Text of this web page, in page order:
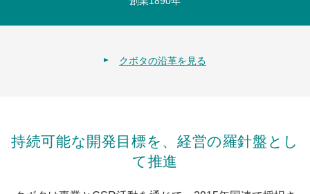
クボタの沿革を見る
持続可能な開発目標を、経営の羅針盤とし
て推進